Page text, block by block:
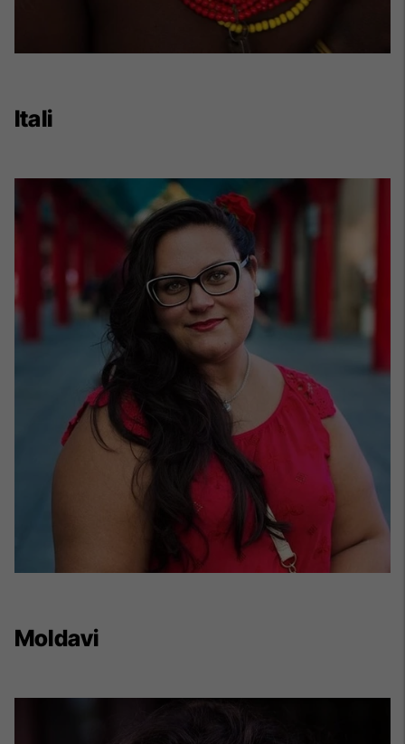
Itali
Moldavi